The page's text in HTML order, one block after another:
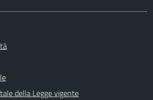
della Legge vigente